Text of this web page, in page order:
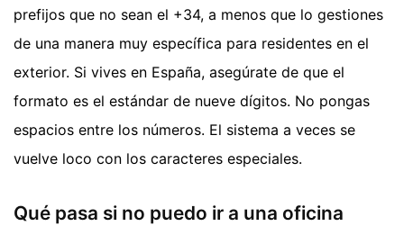
prefijos que no sean el +34, a menos que lo gestiones
de una manera muy específica para residentes en el
exterior. Si vives en España, asegúrate de que el
formato es el estándar de nueve dígitos. No pongas
espacios entre los números. El sistema a veces se
vuelve loco con los caracteres especiales.
Qué pasa si no puedo ir a una oficina